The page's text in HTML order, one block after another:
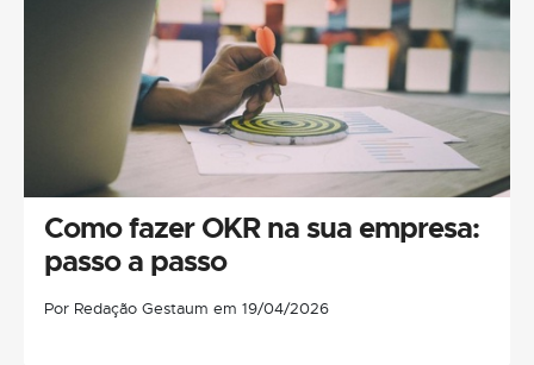
Como fazer OKR na sua empresa:
passo a passo
Por Redação Gestaum em 19/04/2026